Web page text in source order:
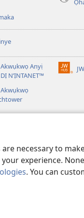
necessary to
experience.
. You can
anọ
Anyị
N’ỊNTANET™
(ga-
gụọ
ya)